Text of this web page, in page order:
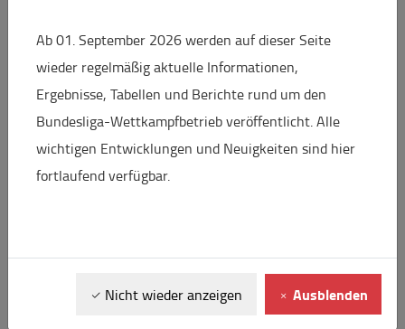
Besetzung Michelle Kroppen, Elisa Tartler und
Maximilian Weckmüller gewann das Bundesligafinale
in Wiesbaden vor 680 begeisterten Zuschauern 7:3
(59-59, 60-58, 59-55, 56-58, 58-57) gegen
Sherwood BSC Herne. Für Ebersberg war es der
vierte Titel bei den vergangenen fünf Auflagen.
Ab 01. September 2026 werden auf dieser Seite
wieder regelmäßig aktuelle Informationen,
Ergebnisse, Tabellen und Berichte rund um den
Bundesliga-Wettkampfbetrieb veröffentlicht. Alle
wichtigen Entwicklungen und Neuigkeiten sind hier
fortlaufend verfügbar.
Nicht wieder anzeigen Ausblenden